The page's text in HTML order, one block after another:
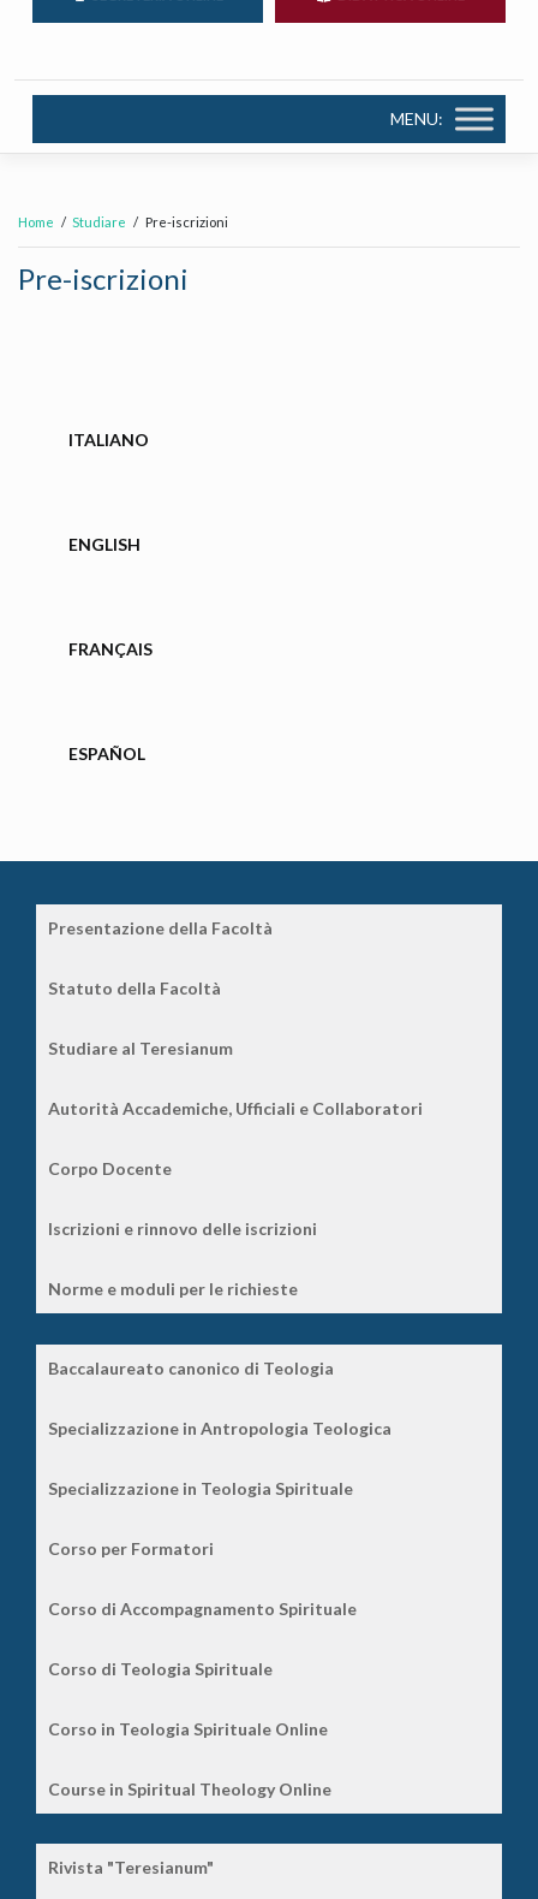
MENU:
Home Studiare Pre-iscrizioni
Pre-iscrizioni
ITALIANO
ENGLISH
FRANÇAIS
ESPAÑOL
Presentazione della Facoltà
Statuto della Facoltà
Studiare al Teresianum
Autorità Accademiche, Ufficiali e Collaboratori
Corpo Docente
Iscrizioni e rinnovo delle iscrizioni
Norme e moduli per le richieste
Baccalaureato canonico di Teologia
Specializzazione in Antropologia Teologica
Specializzazione in Teologia Spirituale
Corso per Formatori
Corso di Accompagnamento Spirituale
Corso di Teologia Spirituale
Corso in Teologia Spirituale Online
Course in Spiritual Theology Online
Rivista "Teresianum"